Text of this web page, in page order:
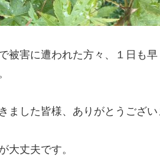
被害に遭われた方々、１日も
ました皆様、ありがとうござい
大丈夫です。